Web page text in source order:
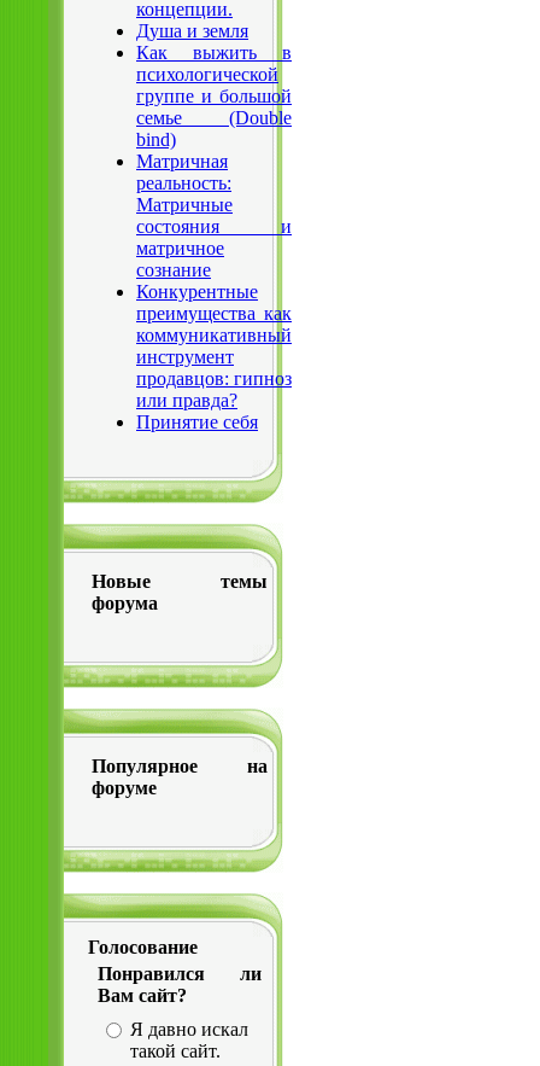
концепции.
Душа и земля
Как выжить в
психологической
группе и большой
семье (Double
bind)
Матричная
реальность:
Матричные
состояния и
матричное
сознание
Конкурентные
преимущества как
коммуникативный
инструмент
продавцов: гипноз
или правда?
Принятие себя
Новые темы
форума
Популярное на
форуме
Голосование
Понравился ли
Вам сайт?
Я давно искал
такой сайт.